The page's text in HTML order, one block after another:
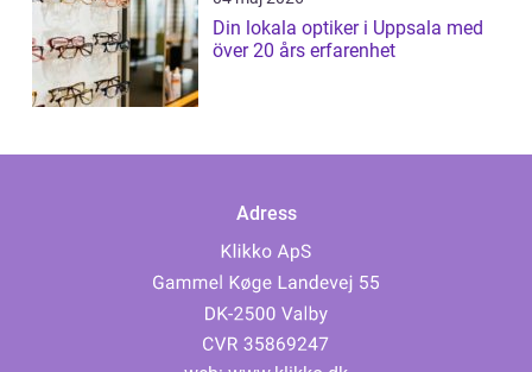
Din lokala optiker i Uppsala med
över 20 års erfarenhet
Adress